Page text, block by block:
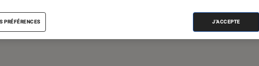
PRÉFÉRENCES J'ACCEPTE